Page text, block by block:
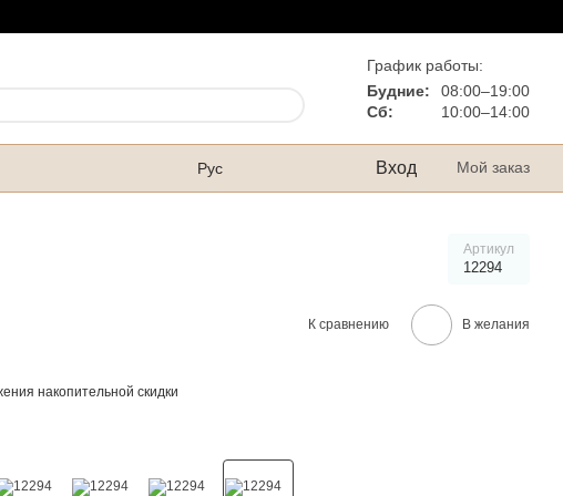
График работы:
Будние:
08:00–19:00
Сб:
10:00–14:00
Рус Вход Мой заказ
Артикул
12294
К сравнению В желания
накопительной скидки